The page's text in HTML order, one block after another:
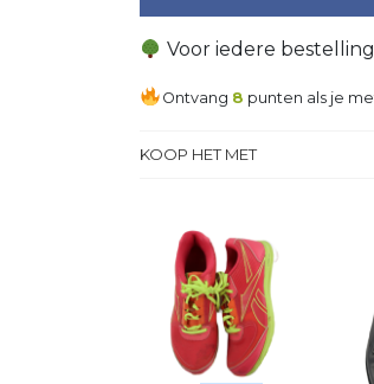
Voor iedere
Ontvang 8 punten als je
KOOP HET MET